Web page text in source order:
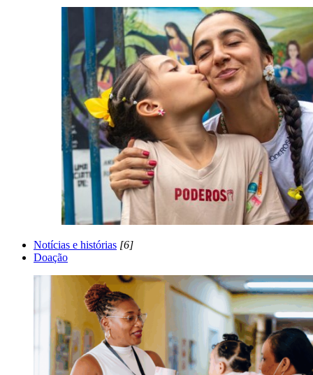
Notícias e histórias [6]
Doação